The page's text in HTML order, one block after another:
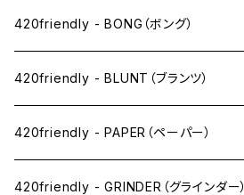
ニコパフ系
ドライ系
ワックス系
420friendly - BONG（ボング）
420friendly - BLUNT（ブランツ）
420friendly - PAPER（ペーパー）
SW(シングルワイド）サイズ
420friendly - GRINDER（グラインダー）